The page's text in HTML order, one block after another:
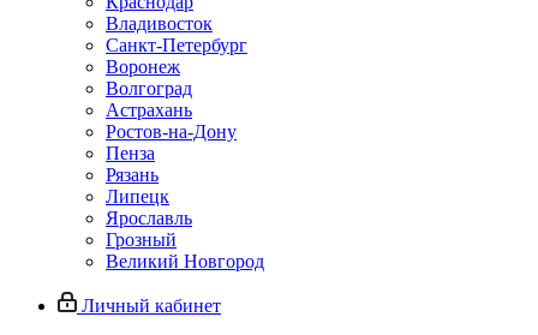
Владивосток
Санкт-Петербург
Воронеж
Волгоград
Астрахань
Ростов-на-Дону
Пенза
Рязань
Липецк
Ярославль
Грозный
Великий Новгород
Личный кабинет